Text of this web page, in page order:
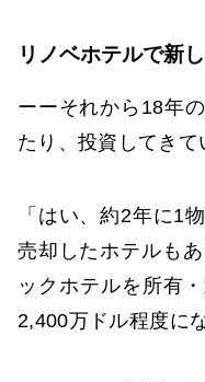
リノベホテルで新
ーーそれから18年
たり、投資してきて
「はい、約2年に1
売却したホテルも
ックホテルを所有
2,400万ドル程度に